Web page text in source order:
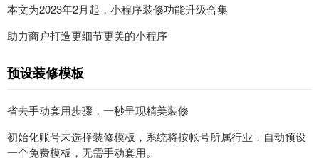
本文为2023年2月起，小程序装修功能升级合集
助力商户打造更细节更美的小程序
预设装修模板
省去手动套用步骤，一秒呈现精美装修
初始化账号未选择装修模板，系统将按帐号所属行业，自动预设
一个免费模板，无需手动套用。